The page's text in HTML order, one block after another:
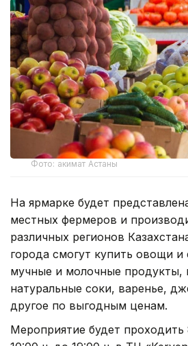
Фото: акимат Астаны
На ярмарке будет
местных фермеров и
различных регионов
города смогут купить овощи
мучные и молочные продукты,
натуральные соки, варенье,
другое по выгодным ценам.
Мероприятие будет проходить